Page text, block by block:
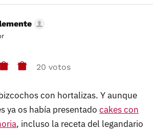
20 votos
con hortalizas. Y aunque
ya os había presentado cakes con
, incluso la receta del legandario